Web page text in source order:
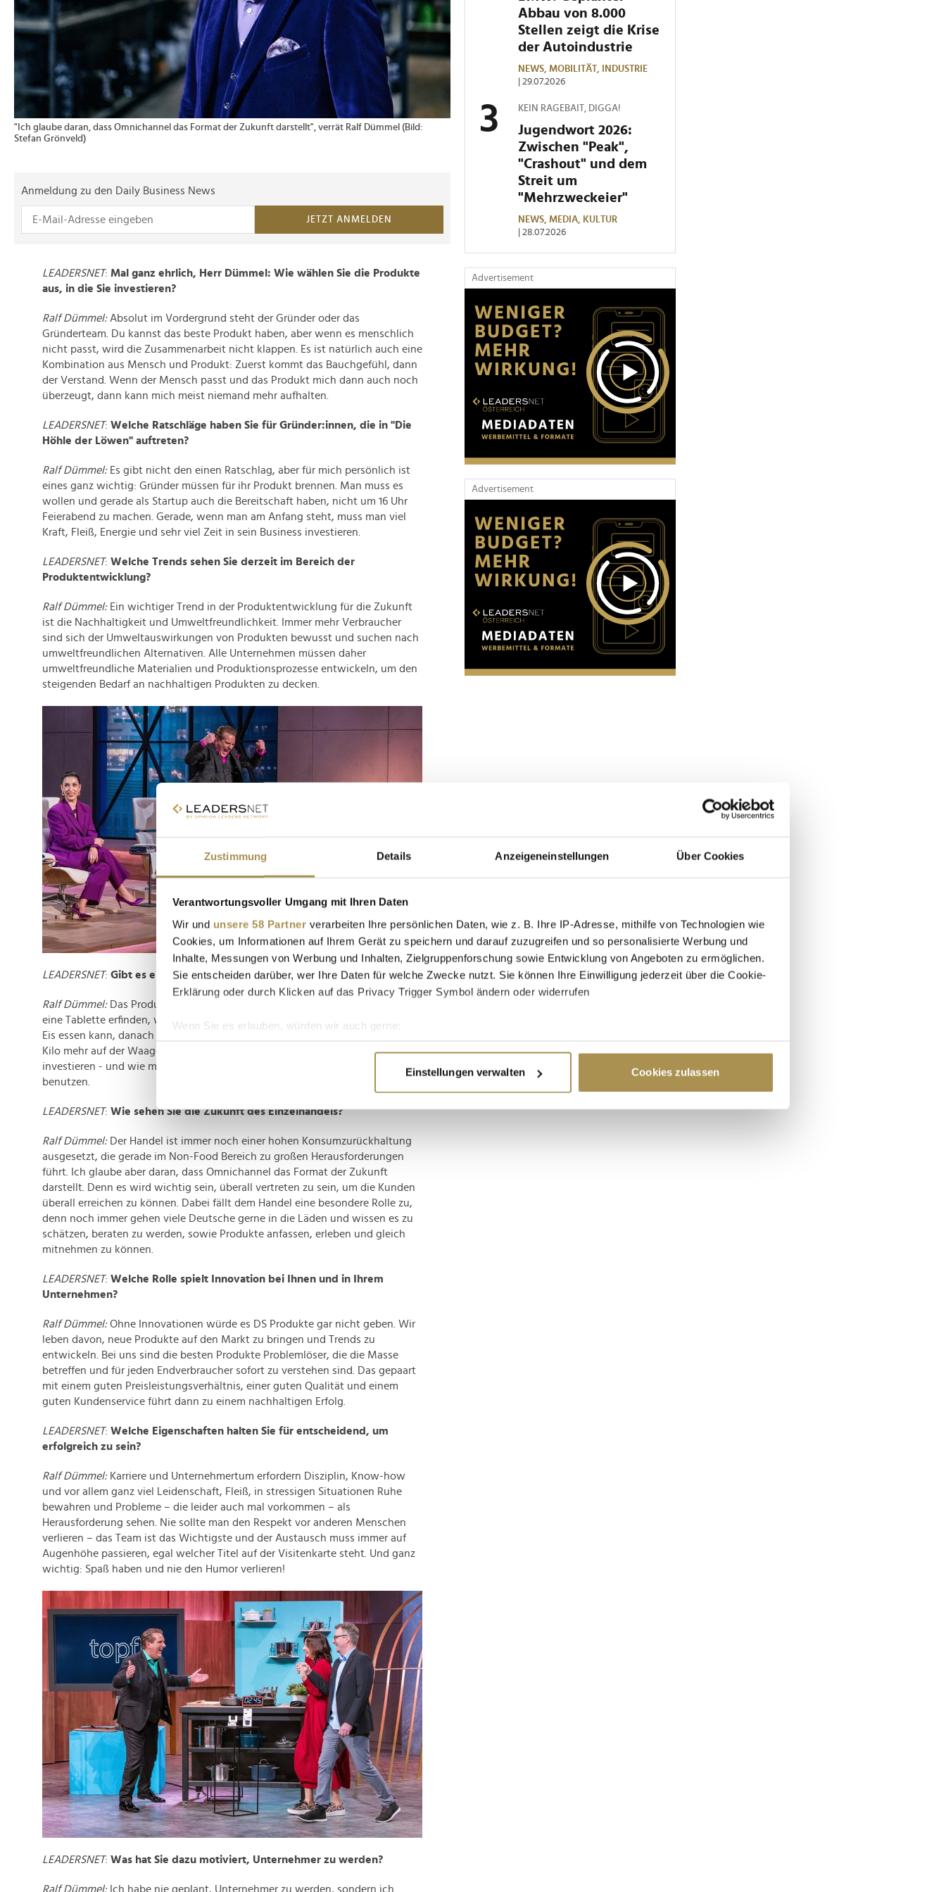
Zustimmung Details Anzeigeneinstellungen Über Cookies
Verantwortungsvoller Umgang mit Ihren Daten
Wir und unsere 58 Partner verarbeiten Ihre persönlichen Daten, wie z. B. Ihre IP-Adresse, mithilfe von Technologien wie
Cookies, um Informationen auf Ihrem Gerät zu speichern und darauf zuzugreifen und so personalisierte Werbung und
Inhalte, Messungen von Werbung und Inhalten, Zielgruppenforschung sowie Entwicklung von Angeboten zu ermöglichen.
Sie entscheiden darüber, wer Ihre Daten für welche Zwecke nutzt. Sie können Ihre Einwilligung jederzeit über die Cookie-
Erklärung oder durch Klicken auf das Privacy Trigger Symbol ändern oder widerrufen
Wenn Sie es erlauben, würden wir auch gerne:
Informationen über Ihre geografische Lage erfassen, welche bis auf einige Meter genau sein können
Erfahren Sie mehr darüber, wie Ihre persönlichen Daten verarbeitet werden, und legen Sie Ihre Präferenzen im
und die Zugriffe auf unsere Website zu analysieren. Außerdem geben wir Informationen zu Ihrer Verwendung unserer
Website an unsere Partner für soziale Medien, Werbung und Analysen weiter. Unsere Partner führen diese Informationen
möglicherweise mit weiteren Daten zusammen, die Sie ihnen bereitgestellt haben oder die sie im Rahmen Ihrer Nutzung
der Dienste gesammelt haben.
Einstellungen verwalten Cookies zulassen
"Ich glaube daran, dass Omnichannel das Format der Zukunft darstellt", verrät Ralf Dümmel (Bild:
Stefan Grönveld)
Anmeldung zu den Daily Business News
JETZT ANMELDEN
LEADERSNET: Mal ganz ehrlich, Herr Dümmel: Wie wählen Sie die Produkte
aus, in die Sie investieren?
Ralf Dümmel:Absolut im Vordergrund steht der Gründer oder das
Gründerteam. Du kannst das beste Produkt haben, aber wenn es menschlich
nicht passt, wird die Zusammenarbeit nicht klappen. Es ist natürlich auch eine
Kombination aus Mensch und Produkt: Zuerst kommt das Bauchgefühl, dann
der Verstand. Wenn der Mensch passt und das Produkt mich dann auch noch
überzeugt, dann kann mich meist niemand mehr aufhalten.
LEADERSNET: Welche Ratschläge haben Sie für Gründer:innen, die in "Die
Höhle der Löwen" auftreten?
Ralf Dümmel:Es gibt nicht den einen Ratschlag, aber für mich persönlich ist
eines ganz wichtig: Gründer müssen für ihr Produkt brennen. Man muss es
wollen und gerade als Startup auch die Bereitschaft haben, nicht um 16 Uhr
Feierabend zu machen. Gerade, wenn man am Anfang steht, muss man viel
Kraft, Fleiß, Energie und sehr viel Zeit in sein Business investieren.
LEADERSNET: Welche Trends sehen Sie derzeit im Bereich der
Produktentwicklung?
Ralf Dümmel:Ein wichtiger Trend in der Produktentwicklung für die Zukunft
ist die Nachhaltigkeit und Umweltfreundlichkeit. Immer mehr Verbraucher
sind sich der Umweltauswirkungen von Produkten bewusst und suchen nach
umweltfreundlichen Alternativen. Alle Unternehmen müssen daher
umweltfreundliche Materialien und Produktionsprozesse entwickeln, um den
steigenden Bedarf an nachhaltigen Produkten zu decken.
LEADERSNET: Gibt es ein Produkt, das Sie gerne selbst erfunden hätten?
Ralf Dümmel:Das Produkt gibt es leider noch nicht, aber ich würde sehr gerne
eine Tablette erfinden, wo ich Currywurst, Pommes, Chips, Schokolade und
Eis essen kann, danach die Tablette nehme und dann abnehme, anstatt ein
Kilo mehr auf der Waage zu haben. Für diese Erfindung würde ich alles
investieren - und wie man an meiner Figur sieht, würde ich sie auch selbst
benutzen.
LEADERSNET: Wie sehen Sie die Zukunft des Einzelhandels?
Ralf Dümmel:Der Handel ist immer noch einer hohen Konsumzurückhaltung
ausgesetzt, die gerade im Non-Food Bereich zu großen Herausforderungen
führt. Ich glaube aber daran, dass Omnichannel das Format der Zukunft
darstellt. Denn es wird wichtig sein, überall vertreten zu sein, um die Kunden
überall erreichen zu können. Dabei fällt dem Handel eine besondere Rolle zu,
denn noch immer gehen viele Deutsche gerne in die Läden und wissen es zu
schätzen, beraten zu werden, sowie Produkte anfassen, erleben und gleich
mitnehmen zu können.
LEADERSNET: Welche Rolle spielt Innovation bei Ihnen und in Ihrem
Unternehmen?
Ralf Dümmel:Ohne Innovationen würde es DS Produkte gar nicht geben. Wir
leben davon, neue Produkte auf den Markt zu bringen und Trends zu
entwickeln. Bei uns sind die besten Produkte Problemlöser, die die Masse
betreffen und für jeden Endverbraucher sofort zu verstehen sind. Das gepaart
mit einem guten Preisleistungsverhältnis, einer guten Qualität und einem
guten Kundenservice führt dann zu einem nachhaltigen Erfolg.
LEADERSNET: Welche Eigenschaften halten Sie für entscheidend, um
erfolgreich zu sein?
Ralf Dümmel:Karriere und Unternehmertum erfordern Disziplin, Know-how
und vor allem ganz viel Leidenschaft, Fleiß, in stressigen Situationen Ruhe
bewahren und Probleme – die leider auch mal vorkommen – als
Herausforderung sehen. Nie sollte man den Respekt vor anderen Menschen
verlieren – das Team ist das Wichtigste und der Austausch muss immer auf
Augenhöhe passieren, egal welcher Titel auf der Visitenkarte steht. Und ganz
wichtig: Spaß haben und nie den Humor verlieren!
LEADERSNET: Was hat Sie dazu motiviert, Unternehmer zu werden?
Ralf Dümmel:Ich habe nie geplant, Unternehmer zu werden, sondern ich
Abbau von 8.000
Stellen zeigt die Krise
der Autoindustrie
NEWS, MOBILITÄT,
INDUSTRIE
| 29.07.2026
KEIN RAGEBAIT, DIGGA!
Jugendwort 2026:
Zwischen "Peak",
"Crashout" und dem
Streit um
"Mehrzweckeier"
NEWS, MEDIA,
KULTUR
| 28.07.2026
Advertisement
Advertisement